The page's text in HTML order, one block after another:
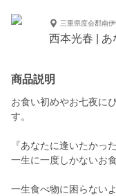
三重県度会郡南
西本光春 | あ
商品説明
お食い初めやお七夜に
す。
『あなたに逢いたかっ
一生に一度しかないお食
一生食べ物に困らないよ